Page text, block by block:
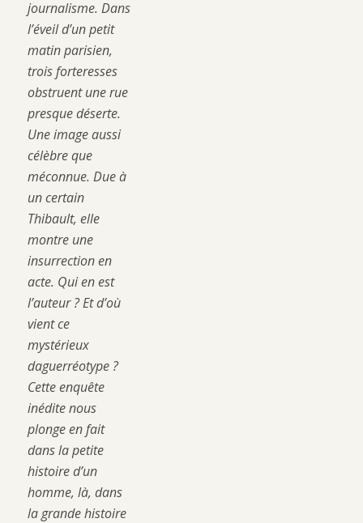
journalisme. Dans
l’éveil d’un petit
matin parisien,
trois forteresses
obstruent une rue
presque déserte.
Une image aussi
célèbre que
méconnue. Due à
un certain
Thibault, elle
montre une
insurrection en
acte. Qui en est
l’auteur ? Et d’où
vient ce
mystérieux
daguerréotype ?
Cette enquête
inédite nous
plonge en fait
dans la petite
histoire d’un
homme, là, dans
la grande histoire